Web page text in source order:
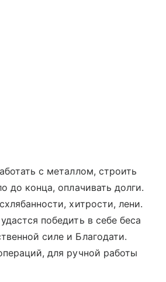
с металлом, строить
до конца, оплачивать долги.
хитрости, лени.
победить в себе беса
силе и Благодати.
для ручной работы